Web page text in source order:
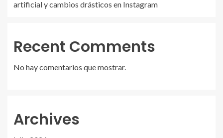
artificial y cambios drásticos en Instagram
Recent Comments
No hay comentarios que mostrar.
Archives